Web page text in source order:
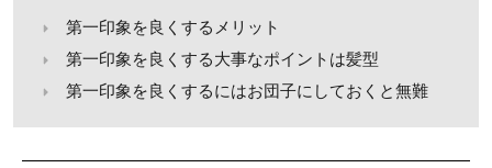
第一印象を良くするメリット
第一印象を良くする大事なポイントは髪型
第一印象を良くするにはお団子にしておくと無難